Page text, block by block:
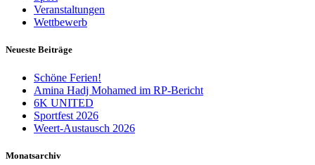
Veranstaltungen
Wettbewerb
Neueste Beiträge
Schöne Ferien!
Amina Hadj Mohamed im RP-Bericht
6K UNITED
Sportfest 2026
Weert-Austausch 2026
Monatsarchiv